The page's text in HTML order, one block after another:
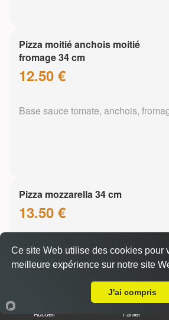
Pizza moitié anchois moitié
fromage 34 cm
12.50 €
Base sauce tomate, anchois,
Pizza mozzarella 34 cm
13.50 €
Base sauce tomate, mozzarella
Accueil Panier
Ce site Web utilise des cookies pour
meilleure expérience sur notre site
J'ai compris